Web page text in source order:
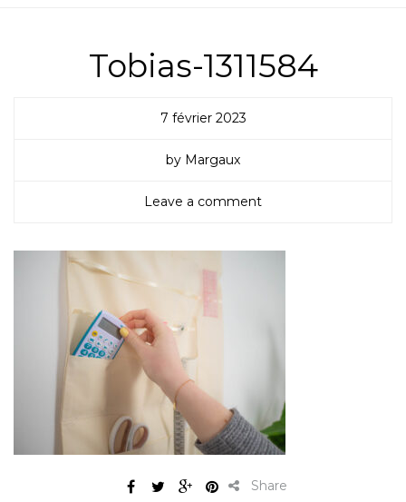
Tobias-1311584
7 février 2023
by Margaux
Leave a comment
Share